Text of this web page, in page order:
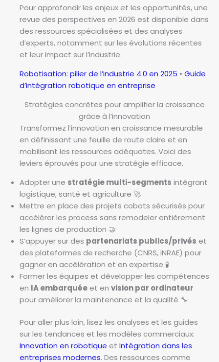
Pour approfondir les enjeux et les opportunités, une
revue des perspectives en 2026 est disponible dans
des ressources spécialisées et des analyses
d’experts, notamment sur les évolutions récentes
et leur impact sur l’industrie.
Robotisation: pilier de l’industrie 4.0 en 2025 • Guide
d’intégration robotique en entreprise
Stratégies concrètes pour amplifier la croissance
grâce à l’innovation
Transformez l’innovation en croissance mesurable
en définissant une feuille de route claire et en
mobilisant les ressources adéquates. Voici des
leviers éprouvés pour une stratégie efficace.
Adopter une stratégie multi-segments intégrant
logistique, santé et agriculture 🚀
Mettre en place des projets cobots sécurisés pour
accélérer les process sans remodeler entièrement
les lignes de production 🤝
S’appuyer sur des partenariats publics/privés et
des plateformes de recherche (CNRS, INRAE) pour
gagner en accélération et en expertise 🧪
Former les équipes et développer les compétences
en IA embarquéeet en vision par ordinateur
pour améliorer la maintenance et la qualité 🔧
Pour aller plus loin, lisez les analyses et les guides
sur les tendances et les modèles commerciaux:
Innovation en robotique et Intégration dans les
entreprises modernes. Des ressources comme